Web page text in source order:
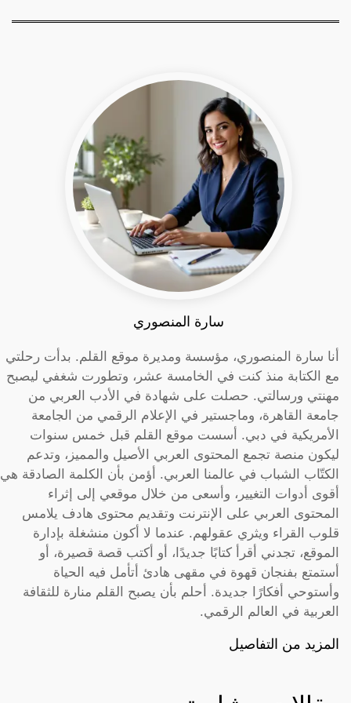
سارة المنصوري
أنا سارة المنصوري، مؤسسة ومديرة موقع القلم. بدأت رحلتي
مع الكتابة منذ كنت في الخامسة عشر، وتطورت شغفي ليصبح
مهنتي ورسالتي. حصلت على شهادة في الأدب العربي من
جامعة القاهرة، وماجستير في الإعلام الرقمي من الجامعة
الأمريكية في دبي. أسست موقع القلم قبل خمس سنوات
ليكون منصة تجمع المحتوى العربي الأصيل والمميز، وتدعم
الكتّاب الشباب في عالمنا العربي. أؤمن بأن الكلمة الصادقة هي
أقوى أدوات التغيير، وأسعى من خلال موقعي إلى إثراء
المحتوى العربي على الإنترنت وتقديم محتوى هادف يلامس
قلوب القراء ويثري عقولهم. عندما لا أكون منشغلة بإدارة
الموقع، تجدني أقرأ كتابًا جديدًا، أو أكتب قصة قصيرة، أو
أستمتع بفنجان قهوة في مقهى هادئ أتأمل فيه الحياة
وأستوحي أفكارًا جديدة. أحلم بأن يصبح القلم منارة للثقافة
العربية في العالم الرقمي.
المزيد من التفاصيل